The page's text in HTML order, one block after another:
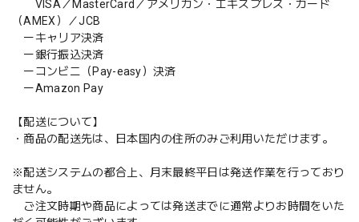
VISA／MasterCard／アメリカン・エキスプレス・カード
（AMEX）／JCB
ーキャリア決済
ー銀行振込決済
ーコンビニ（Pay-easy）決済
ーAmazon Pay
【配送について】
・商品の配送先は、日本国内の住所のみご利用いただけます。
※配送システムの都合上、月末最終平日は発送作業を行っており
ません。
ご注文時期や商品によっては発送までに通常よりお時間をいた